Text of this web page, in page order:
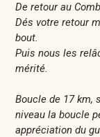
De retour au
Dés votre retour
bout.
Puis nous les
mérité.
Boucle de 17 km,
niveau la boucle
appréciation du